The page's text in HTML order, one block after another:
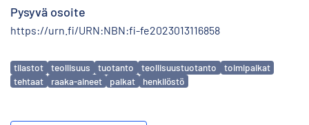
Pysyvä osoite
https://urn.fi/URN:NBN:fi-fe2023013116858
Avainsanat
tilastot teollisuus tuotanto teollisuustuotanto
toimipaikat
tehtaat
raaka-aineet palkat henkilöstö